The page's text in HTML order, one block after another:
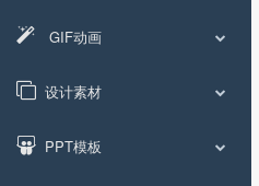
GIF动画
设计素材
PPT模板